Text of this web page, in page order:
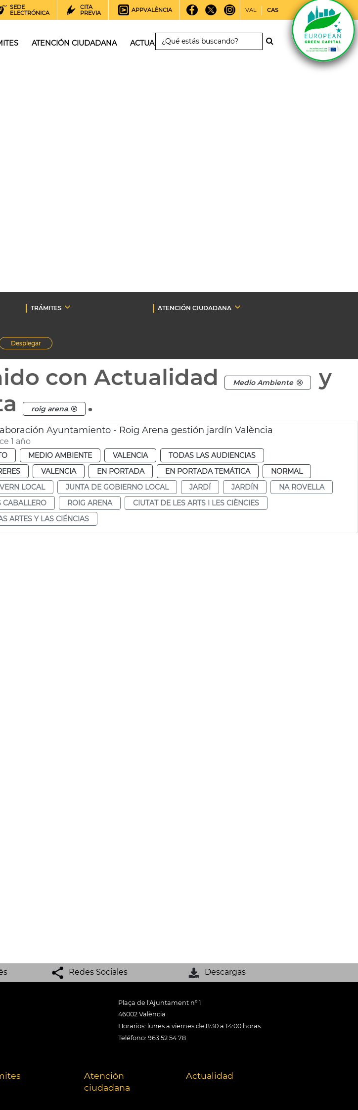
SEDE
ELECTRÓNICA
CITA
PREVIA
APPVALÈNCIA VAL CAS
ATENCIÓN CIUDADANA ACTUALIDAD
TRÁMITES
ATENCIÓN CIUDADANA
Desplegar
con Actualidad Medio Ambiente
y
roig arena .
Ayuntamiento - Roig Arena gestión jardín València
1 año
MEDIO AMBIENTE VALENCIA
TODAS LAS AUDIENCIAS
VALENCIA EN PORTADA EN PORTADA TEMÁTICA
NORMAL
LOCAL
JUNTA DE GOBIERNO LOCAL JARDÍ JARDÍN
NA ROVELLA
CABALLERO
ROIG ARENA
CIUTAT DE LES ARTS I LES CIÈNCIES
ARTES Y LAS CIÉNCIAS
Redes Sociales Descargas
Plaça de l'Ajuntament nº 1
46002 València
Horarios: lunes a viernes de 8:30 a 14:00 horas
Teléfono: 963 52 54 78
Atención
ciudadana
Actualidad